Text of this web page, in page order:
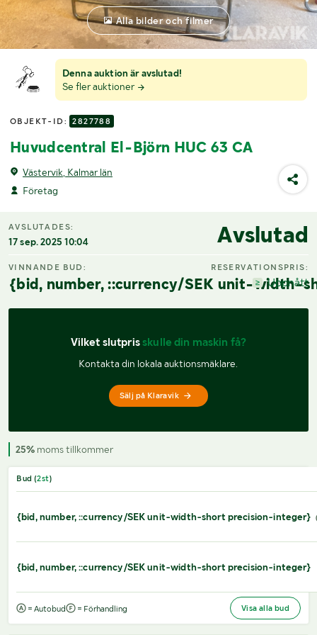
Denna auktion är avslutad!
Se fler auktioner
OBJEKT-ID: 2827788
Huvudcentral El-Björn HUC 63 CA
Västervik, Kalmar län
Företag
Alla bilder och filmer
AVSLUTADES:
17 sep. 2025 10:04 Avslutad
VINNANDE BUD:
{bid, number, ::currency/SEK unit-width-
RESERVATIONSPRIS:
Uppnått
Vilket slutpris skulle din maskin få?
Kontakta din lokala auktionsmäklare.
Sälj på Klaravik
25% moms tillkommer
Bud (2st)
{bid, number, ::currency/SEK unit-width-short precision-integer}
{bid, number, ::currency/SEK unit-width-short precision-integer}
= Autobud = Förhandling Visa alla bud